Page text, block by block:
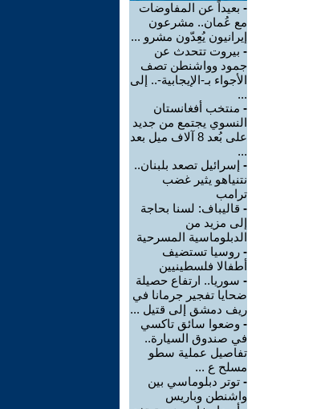
- بعيداً عن المفاوضات
مع عُمان.. مشرعون
إيرانيون يُعِدّون مشرو ...
- بيروت تتحدث عن
جمود وواشنطن تصف
الأجواء بـ-الإيجابية-.. إلى
...
- منتخب أفغانستان
النسوي يجتمع من جديد
على بُعد 8 آلاف ميل بعد
...
- إسرائيل تصعد بلبنان..
نتنياهو يثير غضب
ترامب
- قاليباف: لسنا بحاجة
إلى مزيد من
الدبلوماسية المسرحية
- روسيا تستضيف
أطفالا فلسطينيين
- سوريا.. ارتفاع حصيلة
ضحايا تفجير جرمانا في
ريف دمشق إلى قتيل ...
- وضعوا سائق تاكسي
في صندوق السيارة..
تفاصيل عملية سطو
مسلح ع ...
- توتر دبلوماسي بين
واشنطن وباريس